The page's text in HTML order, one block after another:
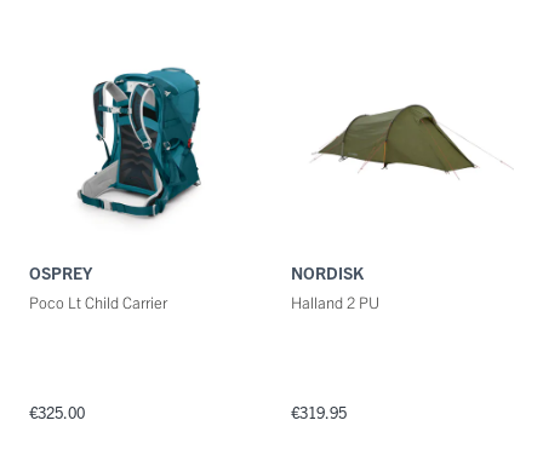
OSPREY
Poco Lt Child Carrier
€325.00
NORDISK
Halland 2 PU
€319.95